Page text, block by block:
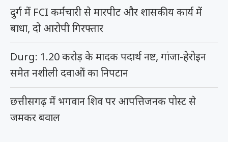
दुर्ग में FCI कर्मचारी से मारपीट और शासकीय कार्य में
बाधा, दो आरोपी गिरफ्तार
Durg: 1.20 करोड़ के मादक पदार्थ नष्ट, गांजा-हेरोइन
समेत नशीली दवाओं का निपटान
छत्तीसगढ़ में भगवान शिव पर आपत्तिजनक पोस्ट से
जमकर बवाल